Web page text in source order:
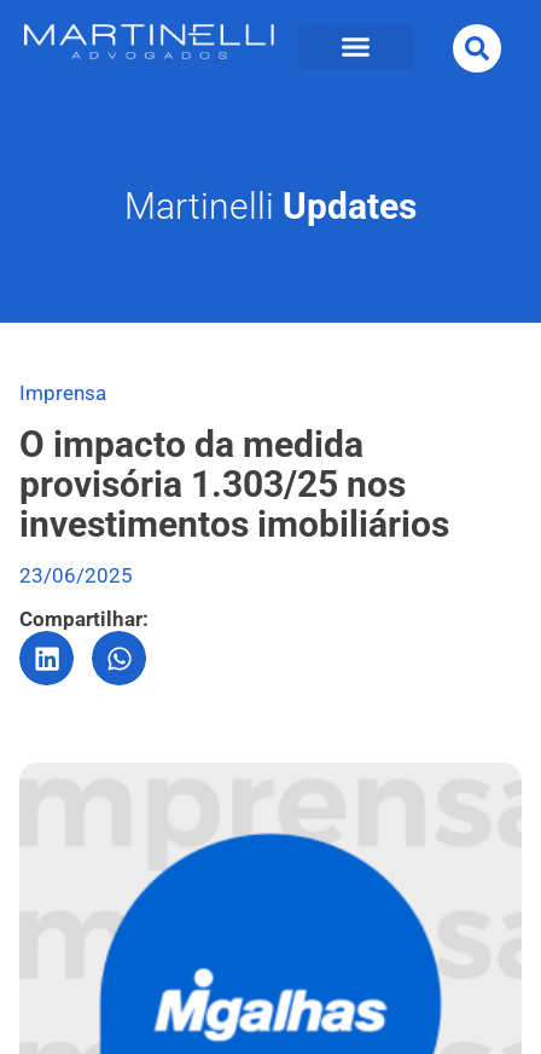
Martinelli Updates
Imprensa
O impacto da medida
provisória 1.303/25 nos
investimentos imobiliários
23/06/2025
Compartilhar: